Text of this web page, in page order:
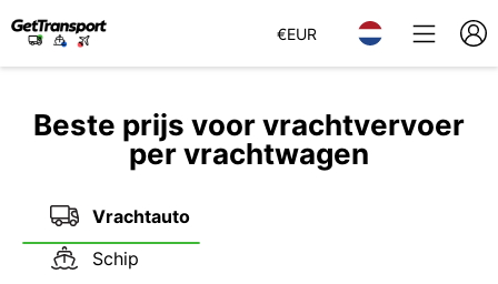
€EUR
Beste prijs voor vrachtvervoer
per vrachtwagen
Vrachtauto
Schip